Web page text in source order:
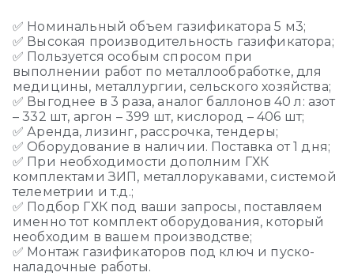
✅ Номинальный объем газификатора 5 м3;
✅ Высокая производительность газификатора;
✅ Пользуется особым спросом при
выполнении работ по металлообработке, для
медицины, металлургии, сельского хозяйства;
✅ Выгоднее в 3 раза, аналог баллонов 40 л: азот
– 332 шт, аргон – 399 шт, кислород – 406 шт;
✅ Аренда, лизинг, рассрочка, тендеры;
✅ Оборудование в наличии. Поставка от 1 дня;
✅ При необходимости дополним ГХК
комплектами ЗИП , металлорукавами, системой
телеметрии и т.д.;
✅ Подбор ГХК под ваши запросы, поставляем
именно тот комплект оборудования, который
необходим в вашем производстве;
✅ Монтаж газификаторов под ключ и пуско-
наладочные работы.